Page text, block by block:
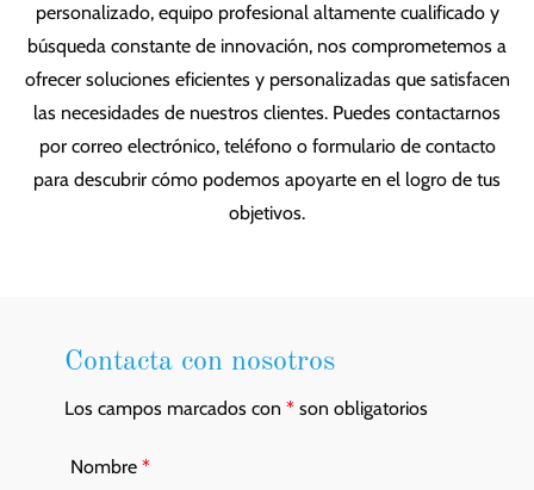
personalizado, equipo profesional altamente cualificado y
búsqueda constante de innovación, nos comprometemos a
ofrecer soluciones eficientes y personalizadas que satisfacen
las necesidades de nuestros clientes. Puedes contactarnos
por correo electrónico, teléfono o formulario de contacto
para descubrir cómo podemos apoyarte en el logro de tus
objetivos.
Contacta con nosotros
Los campos marcados con * son obligatorios
Nombre *